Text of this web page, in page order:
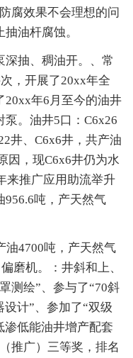
腐效果不会理想的问
油杆腐蚀。
抽、稠油开。、常
，开展了20xx年全
20xx年6月至今的油井
。油井5口：C6x26
井、C6x6井，共产油
因，现C6x6井仍为水
来推广应用助流举升
956.6吨，产天然气
4700吨，产天然气
磨机。：井斜和上、
测绘”、参与了“70斜
计”、参加了“双级
渗低能油井增产配套
推广）三等奖，排名